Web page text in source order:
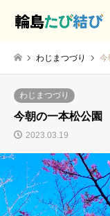
わじまつづり 今
わじまつづり
今朝の一本松公園
2023.03.19